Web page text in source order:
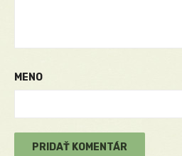
MENO